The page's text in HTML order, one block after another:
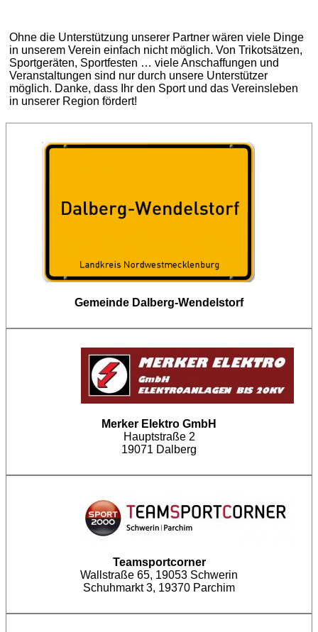
Ohne die Unterstützung unserer Partner wären viele Dinge
in unserem Verein einfach nicht möglich. Von Trikotsätzen,
Sportgeräten, Sportfesten … viele Anschaffungen und
Veranstaltungen sind nur durch unsere Unterstützer
möglich. Danke, dass Ihr den Sport und das Vereinsleben
in unserer Region fördert!
Gemeinde Dalberg-Wendelstorf
Merker Elektro GmbH
Hauptstraße 2
19071 Dalberg
Teamsportcorner
Wallstraße 65, 19053 Schwerin
Schuhmarkt 3, 19370 Parchim